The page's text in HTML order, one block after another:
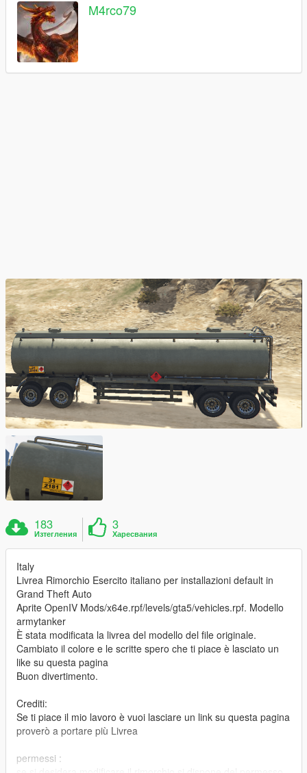
M4rco79
183
Изтегления
3
Харесвания
Italy
Livrea Rimorchio Esercito italiano per installazioni default in
Grand Theft Auto
Aprite OpenIV Mods/x64e.rpf/levels/gta5/vehicles.rpf. Modello
armytanker
È stata modificata la livrea del modello del file originale.
Cambiato il colore e le scritte spero che ti piace è lasciato un
like su questa pagina
Buon divertimento.
Crediti:
Se ti piace il mio lavoro è vuoi lasciare un link su questa pagina
proverò a portare più Livrea
permessi :